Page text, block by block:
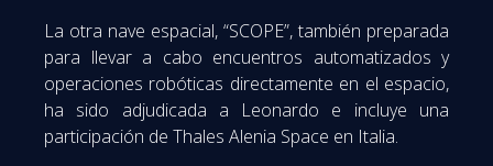
La otra nave espacial, “SCOPE”, también preparada
para llevar a cabo encuentros automatizados y
operaciones robóticas directamente en el espacio,
ha sido adjudicada a Leonardo e incluye una
participación de Thales Alenia Space en Italia.